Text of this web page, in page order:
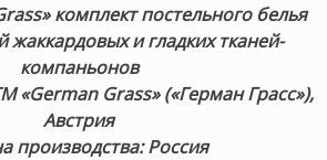
комплект постельного белья
жаккардовых и гладких тканей-
компаньонов
«German Grass» («Герман Грасс»),
Австрия
производства: Россия